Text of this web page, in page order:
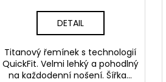
DETAIL
Titanový řemínek s technologií
QuickFit. Velmi lehký a pohodlný
na každodenní nošení. Šířka...